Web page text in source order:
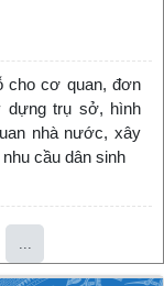
cho cơ quan, đơn
dựng trụ sở, hình
nhà nước, xây
cầu dân sinh
...